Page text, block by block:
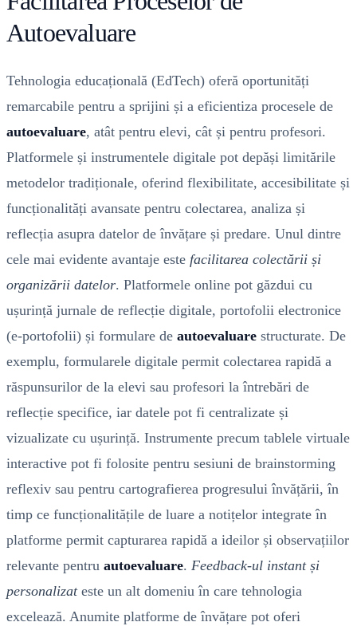
Autoevaluare
Tehnologia educațională (EdTech) oferă oportunități
remarcabile pentru a sprijini și a eficientiza procesele de
autoevaluare, atât pentru elevi, cât și pentru profesori.
Platformele și instrumentele digitale pot depăși limitările
metodelor tradiționale, oferind flexibilitate, accesibilitate și
funcționalități avansate pentru colectarea, analiza și
reflecția asupra datelor de învățare și predare. Unul dintre
cele mai evidente avantaje este facilitarea colectării și
organizării datelor. Platformele online pot găzdui cu
ușurință jurnale de reflecție digitale, portofolii electronice
(e-portofolii) și formulare de autoevaluare structurate. De
exemplu, formularele digitale permit colectarea rapidă a
răspunsurilor de la elevi sau profesori la întrebări de
reflecție specifice, iar datele pot fi centralizate și
vizualizate cu ușurință. Instrumente precum tablele virtuale
interactive pot fi folosite pentru sesiuni de brainstorming
reflexiv sau pentru cartografierea progresului învățării, în
timp ce funcționalitățile de luare a notițelor integrate în
platforme permit capturarea rapidă a ideilor și observațiilor
relevante pentru autoevaluare. Feedback-ul instant și
personalizateste un alt domeniu în care tehnologia
excelează. Anumite platforme de învățare pot oferi